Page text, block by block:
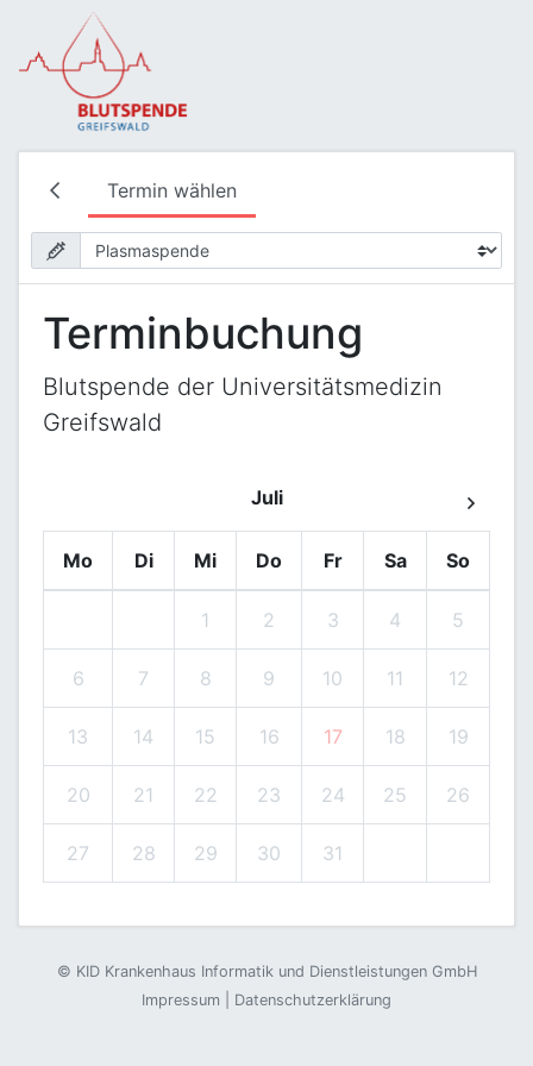
Termin wählen
Terminbuchung
Blutspende der Universitätsmedizin
Greifswald
Juli
Mo Di Mi Do Fr Sa So
1 2 3 4 5
6 7 8 9 10 11 12
13 14 15 16 17 18 19
20 21 22 23 24 25 26
27 28 29 30 31
© KID Krankenhaus Informatik und Dienstleistungen GmbH
Impressum
Datenschutzerklärung